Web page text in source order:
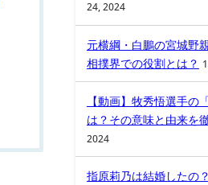
24, 2024
元横綱・白鵬の宮城野
相撲界での役割とは？
【動画】牧秀悟選手の
は？その意味と由来を
2024
指原莉乃は結婚したの